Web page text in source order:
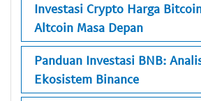
Investasi Crypto Harga
Altcoin Masa Depan
Panduan Investasi BNB:
Ekosistem Binance